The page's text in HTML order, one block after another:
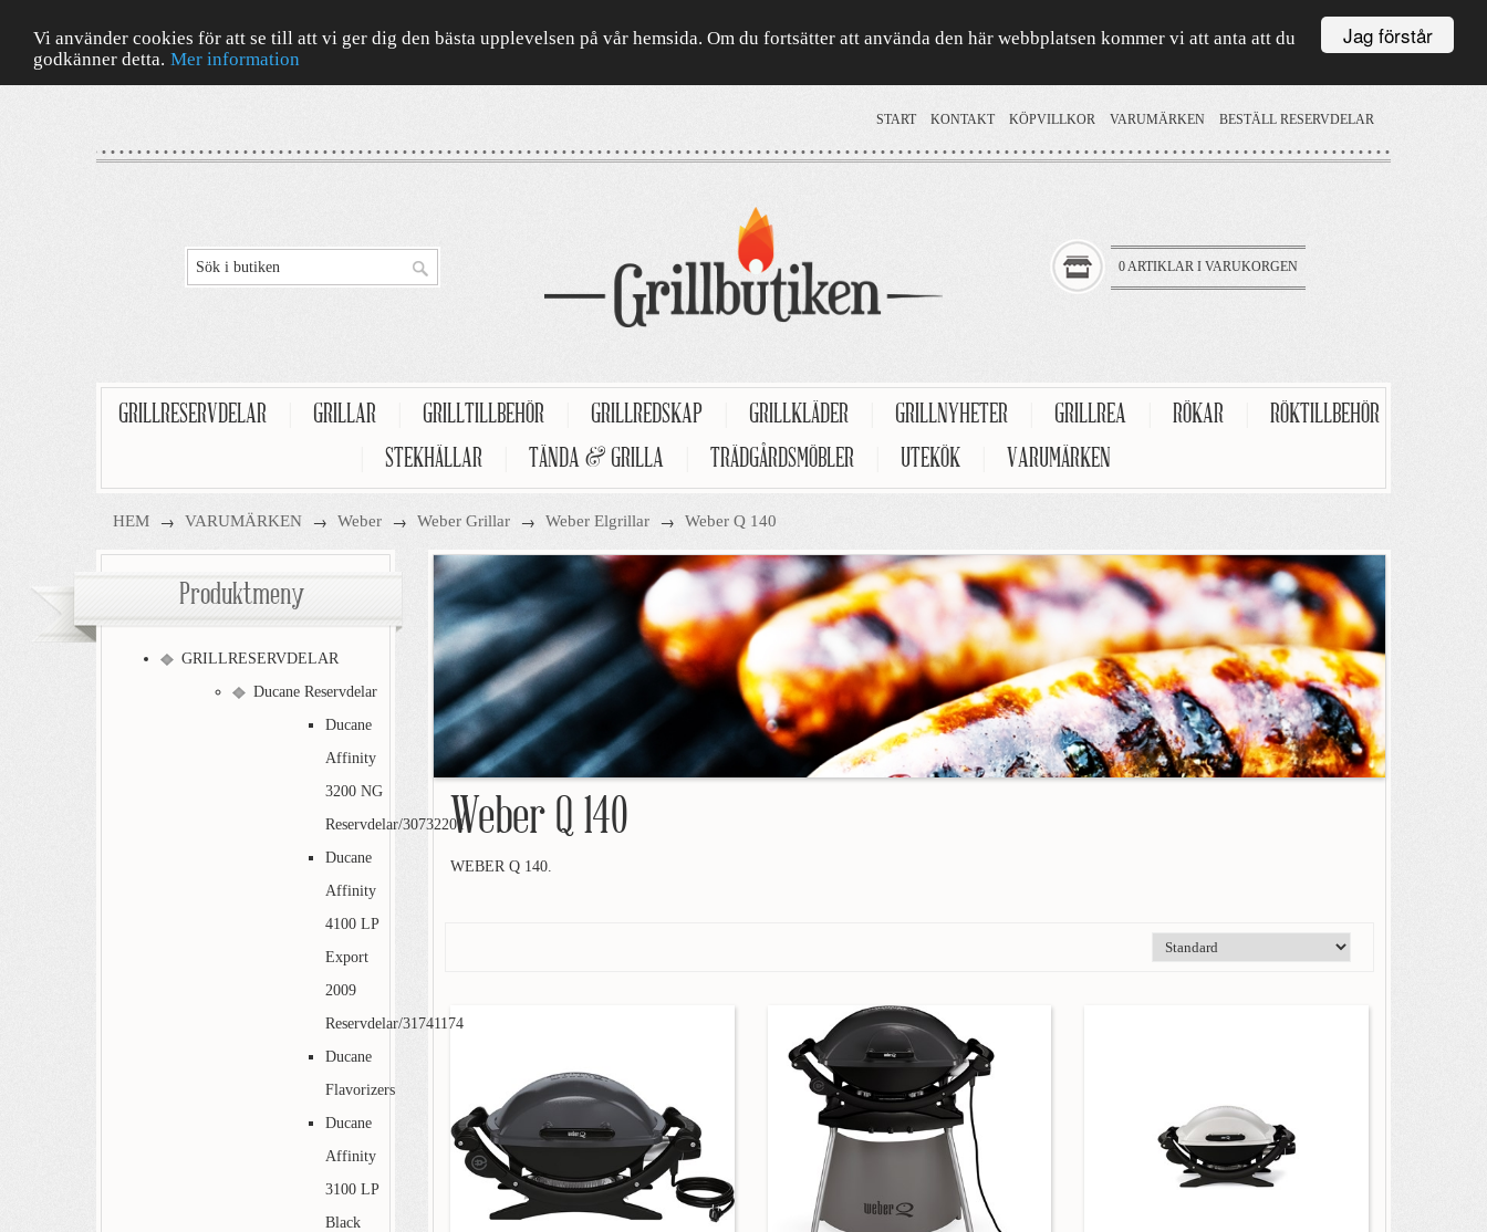
Jag förstår
Vi använder cookies för att se till att vi ger dig den bästa upplevelsen på vår hemsida. Om du fortsätter att använda den här webbplatsen kommer vi att anta att du
godkänner detta. Mer information
START KONTAKT KÖPVILLKOR VARUMÄRKEN BESTÄLL RESERVDELAR
0 ARTIKLAR I VARUKORGEN
GRILLRESERVDELAR GRILLAR GRILLTILLBEHÖR GRILLREDSKAP GRILLKLÄDER GRILLNYHETER GRILLREA RÖKAR
RÖKTILLBEHÖR
STEKHÄLLAR TÄNDA & GRILLA TRÄDGÅRDSMÖBLER UTEKÖK VARUMÄRKEN
HEM → VARUMÄRKEN → Weber → Weber Grillar → Weber Elgrillar → Weber Q 140
Weber Q 140
WEBER Q 140.
Produktmeny
GRILLRESERVDELAR
Ducane Reservdelar
Ducane
Affinity
3200 NG
Reservdelar/30732201
Ducane
Affinity
4100 LP
Export
2009
Reservdelar/31741174
Ducane
Flavorizers
Ducane
Affinity
3100 LP
Black